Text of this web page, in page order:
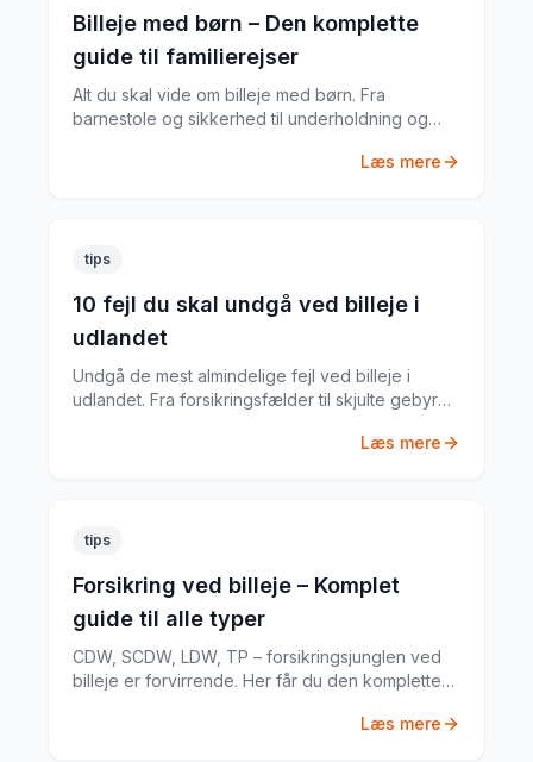
Billeje med børn – Den komplette
guide til familierejser
Alt du skal vide om billeje med børn. Fra
barnestole og sikkerhed til underholdning og
Læs mere
tips
10 fejl du skal undgå ved billeje i
udlandet
Undgå de mest almindelige fejl ved billeje i
udlandet. Fra forsikringsfælder til skjulte gebyrer
Læs mere
tips
Forsikring ved billeje – Komplet
guide til alle typer
CDW, SCDW, LDW, TP – forsikringsjunglen ved
billeje er forvirrende. Her får du den komplette
Læs mere